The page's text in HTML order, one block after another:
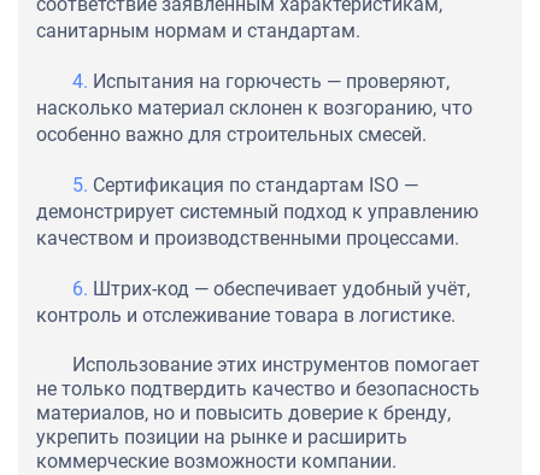
санитарным нормам и стандартам.
Испытания на горючесть — проверяют,
насколько материал склонен к возгоранию, что
особенно важно для строительных смесей.
Сертификация по стандартам ISO —
демонстрирует системный подход к управлению
качеством и производственными процессами.
Штрих-код — обеспечивает удобный учёт,
контроль и отслеживание товара в логистике.
Использование этих инструментов помогает
не только подтвердить качество и безопасность
материалов, но и повысить доверие к бренду,
укрепить позиции на рынке и расширить
коммерческие возможности компании.